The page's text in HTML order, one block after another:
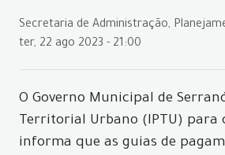
Secretaria de Administração,
ter, 22 ago 2023 - 21:00
O Governo Municipal de
Territorial Urbano (IPTU) para
informa que as guias de